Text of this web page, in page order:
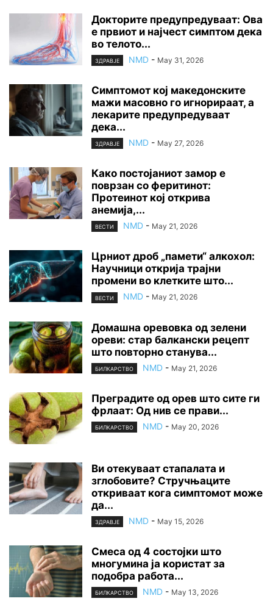
Докторите предупредуваат: Ова
е првиот и најчест симптом дека
во телото...
ЗДРАВЈЕ NMD - May 31, 2026
Симптомот кој македонските
мажи масовно го игнорираат, а
лекарите предупредуваат
дека...
ЗДРАВЈЕ NMD - May 27, 2026
Како постојаниот замор е
поврзан со феритинот:
Протеинот кој открива
анемија,...
ВЕСТИ NMD - May 21, 2026
Црниот дроб „памети“ алкохол:
Научници открија трајни
промени во клетките што...
ВЕСТИ NMD - May 21, 2026
Домашна оревовка од зелени
ореви: стар балкански рецепт
што повторно станува...
БИЛКАРСТВО NMD - May 21, 2026
Преградите од орев што сите ги
фрлаат: Од нив се прави...
БИЛКАРСТВО NMD - May 20, 2026
Ви отекуваат стапалата и
зглобовите? Стручњаците
откриваат кога симптомот може
да...
ЗДРАВЈЕ NMD - May 15, 2026
Смеса од 4 состојки што
многумина ја користат за
подобра работа...
БИЛКАРСТВО NMD - May 13, 2026